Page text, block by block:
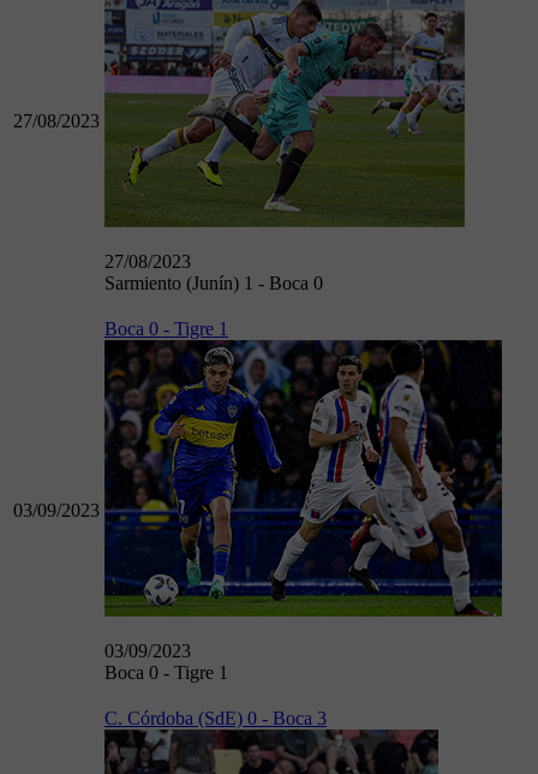
27/08/2023
27/08/2023
Sarmiento (Junín) 1 - Boca 0
03/09/2023
Boca 0 - Tigre 1
03/09/2023
Boca 0 - Tigre 1
C. Córdoba (SdE) 0 - Boca 3